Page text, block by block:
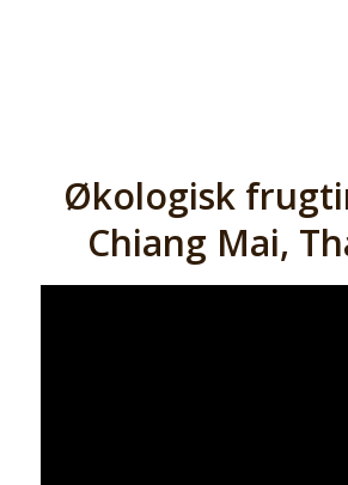
Økologisk
Chiang Mai,